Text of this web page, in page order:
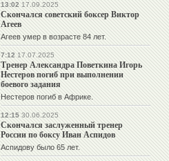
13:0217.09.2025
Скончался советский боксер Виктор
Агеев
Агеев умер в возрасте 84 лет.
7:1217.07.2025
Тренер Александра Поветкина Игорь
Нестеров погиб при выполнении
боевого задания
Нестеров погиб в Африке.
12:1530.06.2025
Скончался заслуженный тренер
России по боксу Иван Аспидов
Аспидову было 65 лет.